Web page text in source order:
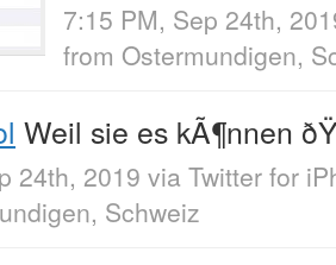
7:15 PM, Sep 24th,
from Ostermundigen,
Weil sie es kÃ¶nnen
24th, 2019 via Twitter for
Schweiz